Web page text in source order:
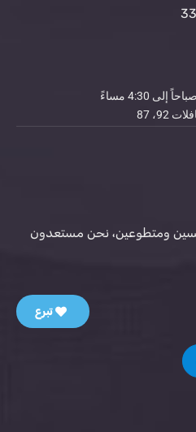
87
ومتطوعين، نحن مستعدون
تبرع